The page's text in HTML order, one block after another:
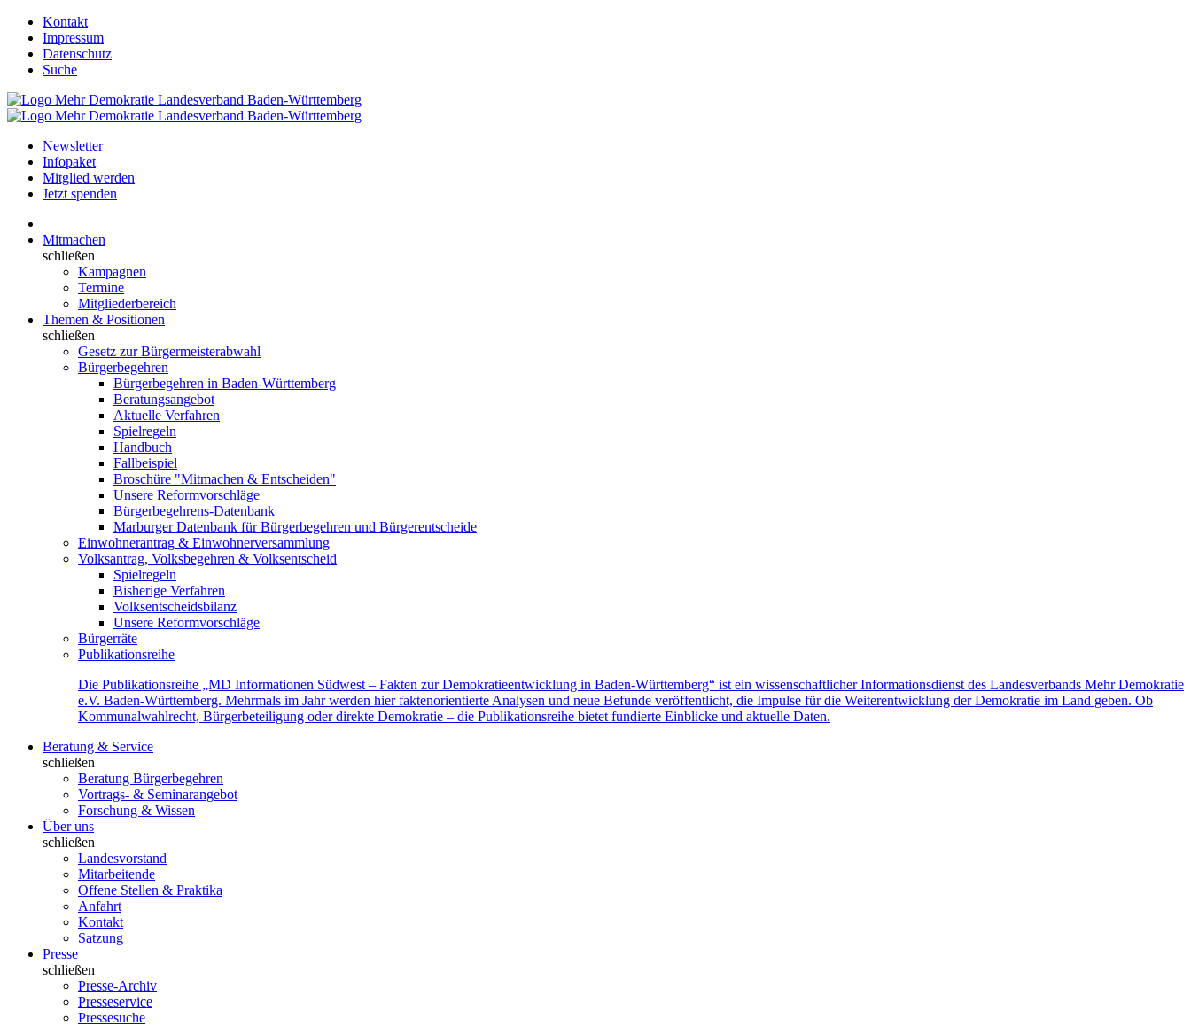
Kontakt
Impressum
Datenschutz
Suche
Newsletter
Infopaket
Mitglied werden
Jetzt spenden
Mitmachen
schließen
Kampagnen
Termine
Mitgliederbereich
Themen & Positionen
schließen
Gesetz zur Bürgermeisterabwahl
Bürgerbegehren
Bürgerbegehren in Baden-Württemberg
Beratungsangebot
Aktuelle Verfahren
Spielregeln
Handbuch
Fallbeispiel
Broschüre "Mitmachen & Entscheiden"
Unsere Reformvorschläge
Bürgerbegehrens-Datenbank
Marburger Datenbank für Bürgerbegehren und Bürgerentscheide
Einwohnerantrag & Einwohnerversammlung
Volksantrag, Volksbegehren & Volksentscheid
Spielregeln
Bisherige Verfahren
Volksentscheidsbilanz
Unsere Reformvorschläge
Bürgerräte
Publikationsreihe
Die Publikationsreihe „MD Informationen Südwest – Fakten zur Demokratieentwicklung in Baden-Württemberg“ ist ein wissenschaftlicher Informationsdienst des Landesverbands Mehr Demokratie
e.V. Baden-Württemberg. Mehrmals im Jahr werden hier faktenorientierte Analysen und neue Befunde veröffentlicht, die Impulse für die Weiterentwicklung der Demokratie im Land geben. Ob
Kommunalwahlrecht, Bürgerbeteiligung oder direkte Demokratie – die Publikationsreihe bietet fundierte Einblicke und aktuelle Daten.
Beratung & Service
schließen
Beratung Bürgerbegehren
Vortrags- & Seminarangebot
Forschung & Wissen
Über uns
schließen
Landesvorstand
Mitarbeitende
Offene Stellen & Praktika
Anfahrt
Kontakt
Satzung
Presse
schließen
Presse-Archiv
Presseservice
Pressesuche